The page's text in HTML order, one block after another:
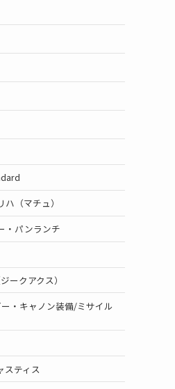
（マチュ）
・パンランチ
ークアクス）
・キャノン装備/ミサイル
スティス